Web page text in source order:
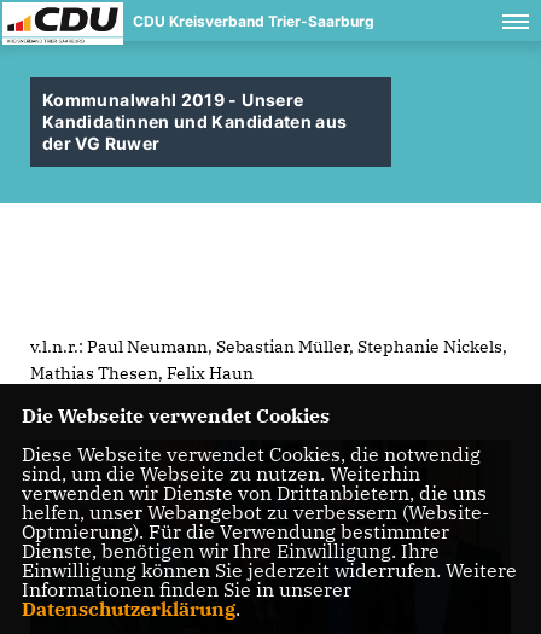
CDU Kreisverband Trier-Saarburg
Kommunalwahl 2019 - Unsere
Kandidatinnen und Kandidaten aus
der VG Ruwer
v.l.n.r.: Paul Neumann, Sebastian Müller, Stephanie Nickels,
Mathias Thesen, Felix Haun
Die Webseite verwendet Cookies
Diese Webseite verwendet Cookies, die notwendig
sind, um die Webseite zu nutzen. Weiterhin
verwenden wir Dienste von Drittanbietern, die uns
helfen, unser Webangebot zu verbessern (Website-
Optmierung). Für die Verwendung bestimmter
Dienste, benötigen wir Ihre Einwilligung. Ihre
Einwilligung können Sie jederzeit widerrufen. Weitere
Informationen finden Sie in unserer
Datenschutzerklärung.